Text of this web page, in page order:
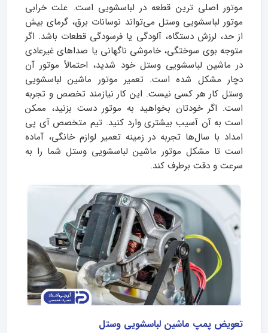
موتور اصلی ترین قطعه در لباسشویی است. علت خرابی
موتور لباسشویی وستل می‌تواند نوسانات برق، گرمای بیش
از حد، لرزش دستگاه، آلودگی یا فرسودگی قطعات باشد. اگر
متوجه بوی سوختگی، خاموشی ناگهانی یا صداهای غیرعادی
در ماشین لباسشویی وستل خود شدید، احتمالاً موتور آن
دچار مشکل شده است. تعمیر موتور ماشین لباسشویی
وستل کار هر کسی نیست. این کار نیازمند تخصص و تجربه
است. اگر خودتان بخواهید به موتور دست بزنید، ممکن
است به آن آسیب بیشتری وارد کنید. تیم متخصص آی پی
امداد با سال‌ها تجربه در زمینه تعمیر لوازم خانگی، آماده
است تا مشکل موتور ماشین لباسشویی وستل شما را به
سرعت و دقت برطرف کند.
تعویض پمپ ماشین لباسشویی وستل